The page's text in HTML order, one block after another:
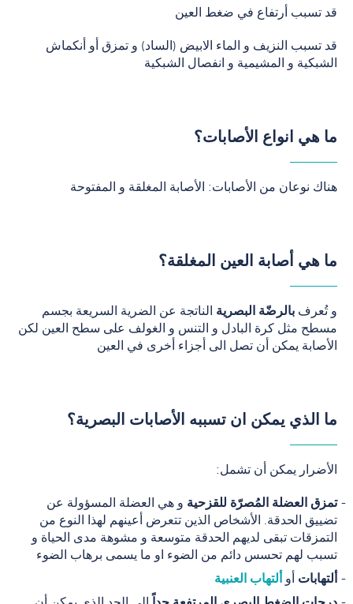
قد تسبب أرتفاع في ضغط العين
قد تسبب النزيف و الماء الابيض (الساد) و تمزق أو أنكماش
الشبكية و المشيمية و انفصال الشبكية
ما هي انواع الأصابات؟
هناك نوعان من الأصابات: الأصابة المغلقة و المفتوحة
ما هي أصابة العين المغلقة؟
و تُعرف بالرضّة البصرية الناتجة عن الضرية السريعة بجسم
مسطح مثل كرة البادل و التنس و الغولف على سطح العين لكن
الأصابة يمكن أن تصل الى أجزاء أخرى في العين
ما الذي يمكن ان تسببه الأصابات البصرية؟
الأضرار يمكن أن تشمل:
تمزق العضلة المُصرّة للقزحية و هي العضلة المسؤولة عن
تضييق الحدقة. الأشخاص الذين تتعرض أعينهم لهذا النوع من
التمزقات تبقى لديهم الحدقة متوسعة و مشوهة مدى الحياة و
تسبب لهم تحسس دائم من الضوء او ما يسمى برهاب الضوء
ألتهابات أو ألتهاب العنبية